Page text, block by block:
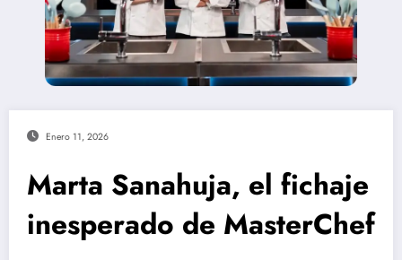
Enero 11, 2026
Marta Sanahuja, el fichaje
inesperado de MasterChef